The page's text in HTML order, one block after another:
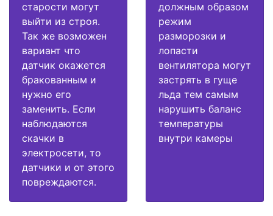
старости могут
выйти из строя.
Так же возможен
вариант что
датчик окажется
бракованным и
нужно его
заменить. Если
наблюдаются
скачки в
электросети, то
датчики и от этого
повреждаются.
должным образом
режим
разморозки и
лопасти
вентилятора могут
застрять в гуще
льда тем самым
нарушить баланс
температуры
внутри камеры